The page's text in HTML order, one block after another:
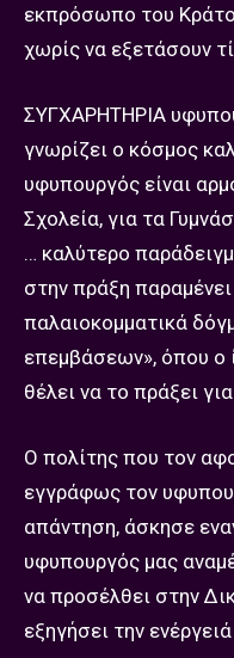
εκπρόσωπο του
χωρίς να εξετάσουν
ΣΥΓΧΑΡΗΤΗΡΙΑ
γνωρίζει ο κόσμος
υφυπουργός είναι
Σχολεία, για τα
… καλύτερο
στην πράξη
παλαιοκομματικά
επεμβάσεων», όπου ο
θέλει να το πράξει
Ο πολίτης που τον
εγγράφως τον
απάντηση, άσκησε
υφυπουργός μας
να προσέλθει στην
εξηγήσει την